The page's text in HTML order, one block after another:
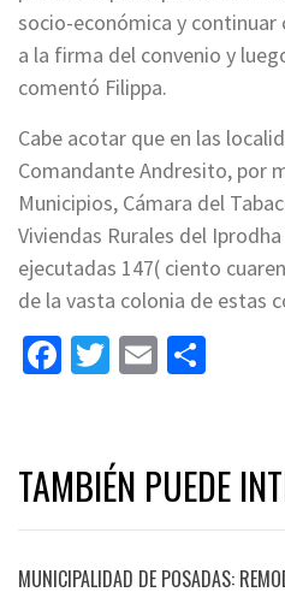
socio-económica y
a la firma del convenio y
comentó Filippa.
Cabe acotar que en las
Comandante Andresito, por
Municipios, Cámara del
Viviendas Rurales del
ejecutadas 147( ciento
de la vasta colonia de estas
Facebook
Twitter
Email
TAMBIÉN PUEDE
MUNICIPALIDAD DE POSADAS: